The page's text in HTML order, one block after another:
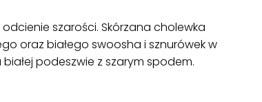
szarości. Skórzana cholewka
oraz białego swoosha i sznurówek w
podeszwie z szarym spodem.